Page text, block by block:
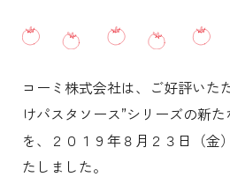
コーミ株式会社は、ご好評いた
けパスタソース”シリーズの新
を、２０１９年８月２３日（金
たしました。